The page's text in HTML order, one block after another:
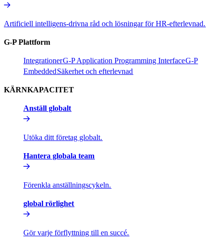
Artificiell intelligens-drivna råd och lösningar för HR-efterlevnad.​​
G-P Plattform​​
Integrationer​​G-P Application Programming Interface​​G-P
Embedded​​Säkerhet och efterlevnad​​
KÄRNKAPACITET​​
Anställ globalt​​
Utöka ditt företag globalt.​​
Hantera globala team​​
Förenkla anställningscykeln.​​
global rörlighet​​
Gör varje förflyttning till en succé.​​